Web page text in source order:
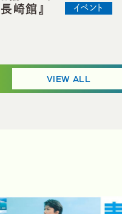
崎館』
イベント
VIEW ALL